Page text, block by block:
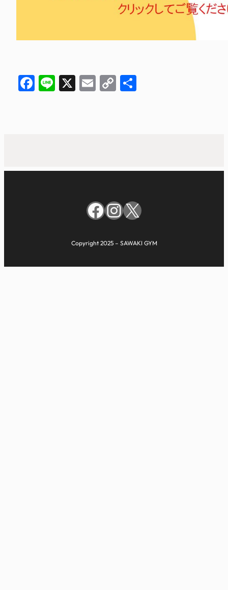
Facebook
Line
X EmailCopy
Facebook
Instagram
X
Copyright 2025 – SAWAKI GYM